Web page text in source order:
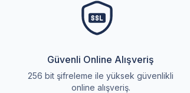
Güvenli Online Alışveriş
256 bit şifreleme ile yüksek güvenlikli
online alışveriş.